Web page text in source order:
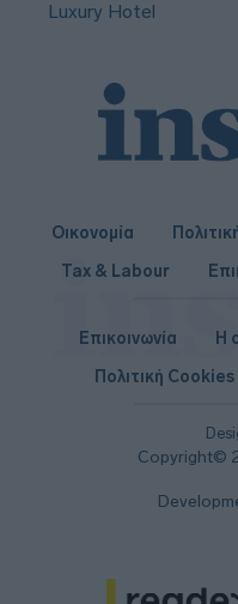
Luxury Hotel
Οικονομία
Tax & Labour
Copyright©
Επικοινωνία Η
Πολιτική Cookies